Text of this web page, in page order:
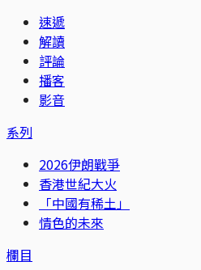
速遞
解讀
評論
播客
影音
系列
2026伊朗戰爭
香港世紀大火
「中國有稀土」
情色的未來
欄目